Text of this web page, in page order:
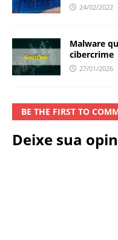
24/02/2022
Malware
cibercrime
27/01/2026
BE THE FIRST TO
Deixe sua